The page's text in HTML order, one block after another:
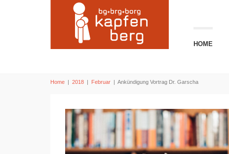
HOME
Home | 2018 | Februar | Ankündigung Vortrag Dr. Garscha